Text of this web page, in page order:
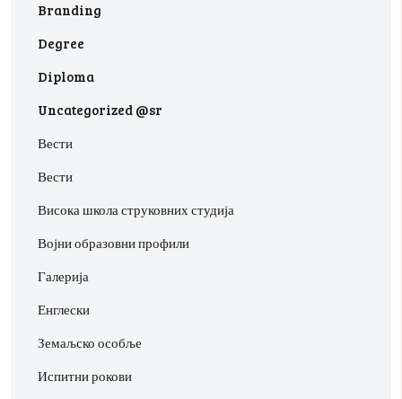
Branding
Degree
Diploma
Uncategorized @sr
Вести
Вести
Висока школа струковних студија
Војни образовни профили
Галерија
Енглески
Земаљско особље
Испитни рокови